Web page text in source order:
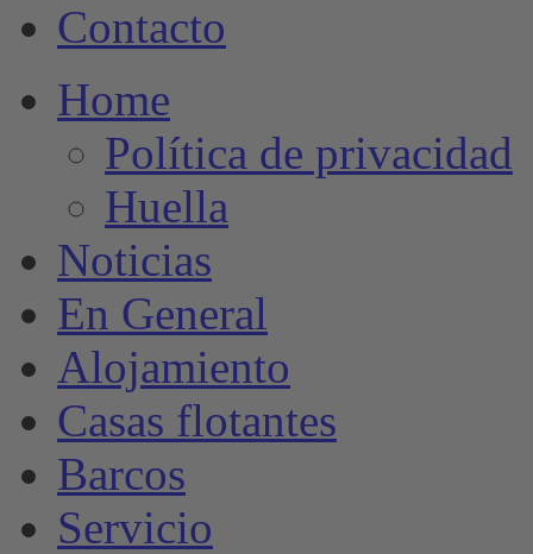
Contacto
Home
Política de privacidad
Huella
Noticias
En General
Alojamiento
Casas flotantes
Barcos
Servicio